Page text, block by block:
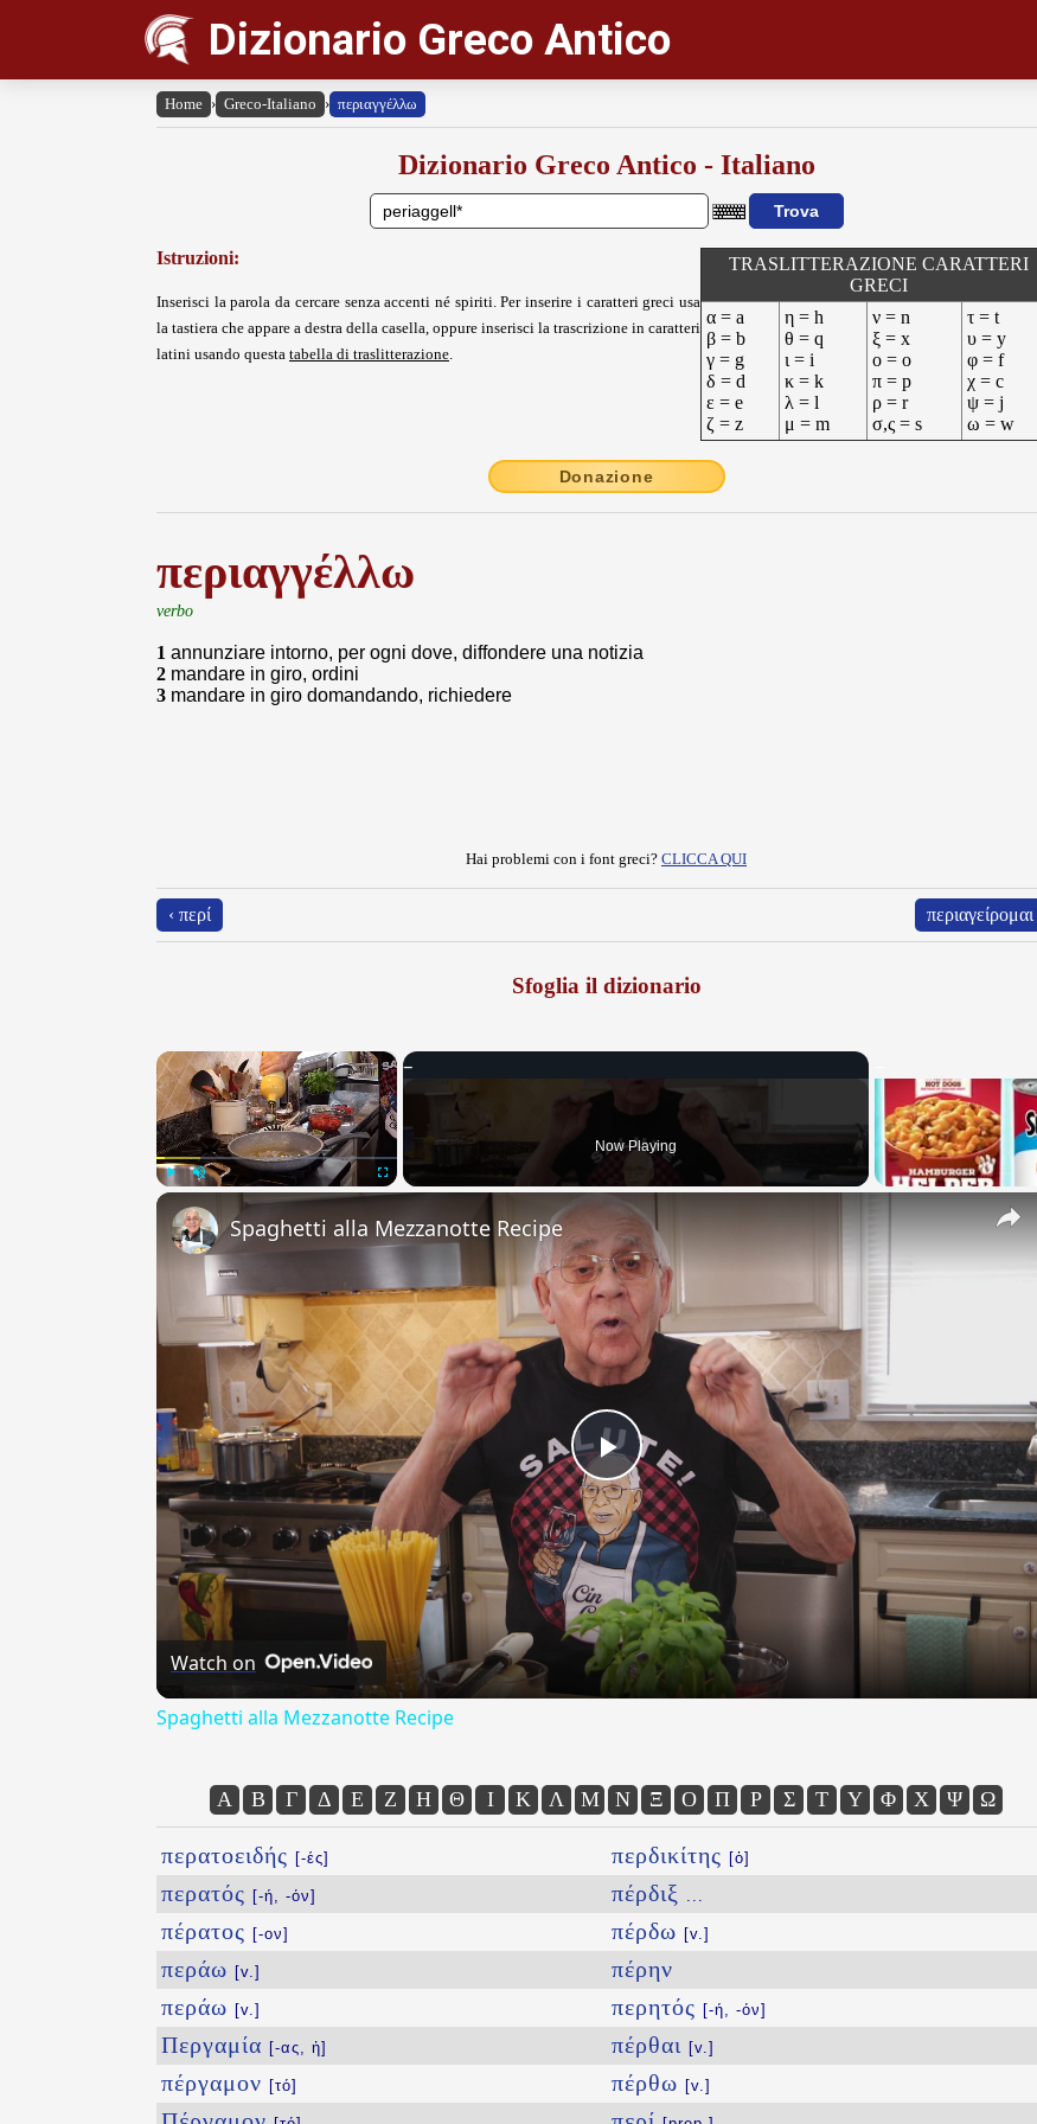
Dizionario Greco Antico
Home › Greco-Italiano › περιαγγέλλω
Dizionario Greco Antico - Italiano
Istruzioni:
Inserisci la parola da cercare senza accenti né spiriti. Per inserire i caratteri greci usa
la tastiera che appare a destra della casella, oppure inserisci la trascrizione in caratteri
latini usando questa tabella di traslitterazione.
TRASLITTERAZIONE CARATTERI
GRECI
α = a
β = b
γ = g
δ = d
ε = e
ζ = z
η = h
θ = q
ι = i
κ = k
λ = l
μ = m
ν = n
ξ = x
ο = o
π = p
ρ = r
σ,ς = s
τ = t
υ = y
φ = f
χ = c
ψ = j
ω = w
Donazione
περιαγγέλλω
verbo
1 annunziare intorno, per ogni dove, diffondere una notizia
2 mandare in giro, ordini
3 mandare in giro domandando, richiedere
Hai problemi con i font greci? CLICCA QUI
‹ περί περιαγείρομαι
Sfoglia il dizionario
×
Fullscreen
Now Playing
Play
Video
Spaghetti alla Mezzanotte Recipe
Watch on
Spaghetti alla Mezzanotte Recipe
Α Β Γ Δ Ε Ζ Η Θ Ι Κ Λ Μ Ν Ξ Ο Π Ρ Σ Τ Υ Φ Χ Ψ Ω
περατοειδής [-ές]
περατός [-ή, -όν]
πέρατος [-ον]
περάω [v.]
περάω [v.]
Περγαμία [-ας, ἡ]
πέργαμον [τό]
περδικίτης [ὁ]
πέρδιξ
πέρδω [v.]
πέρην
περητός [-ή, -όν]
πέρθαι [v.]
πέρθω [v.]